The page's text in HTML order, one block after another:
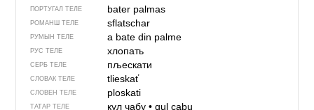
ПОРТУГАЛ ТЕЛЕ bater palmas
РОМАНШ ТЕЛЕ sflatschar
РУМЫН ТЕЛЕ a bate din palme
РУС ТЕЛЕ хлопать
СЕРБ ТЕЛЕ пљескати
СЛОВАК ТЕЛЕ tlieskať
СЛОВЕН ТЕЛЕ ploskati
ТАТАР ТЕЛЕ кул чабу• qul çabu